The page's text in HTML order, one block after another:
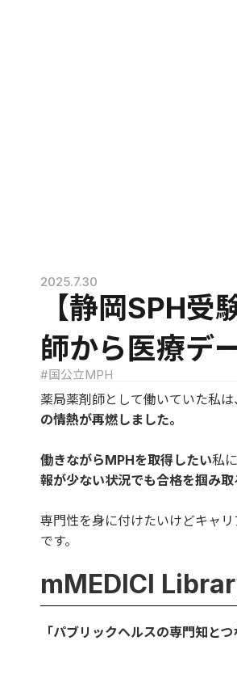
2025.7.30
【静岡SPH
師から医療デ
#国公立MPH
薬局薬剤師として働いていた私
の情熱が再燃しました。
働きながらMPHを取得したい私
報が少ない状況でも合格を掴み
専門性を身に付けたいけどキャ
です。
mMEDICI
「パブリックヘルスの専門知と